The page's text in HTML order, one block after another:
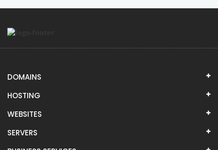
DOMAINS
HOSTING
WEBSITES
SERVERS